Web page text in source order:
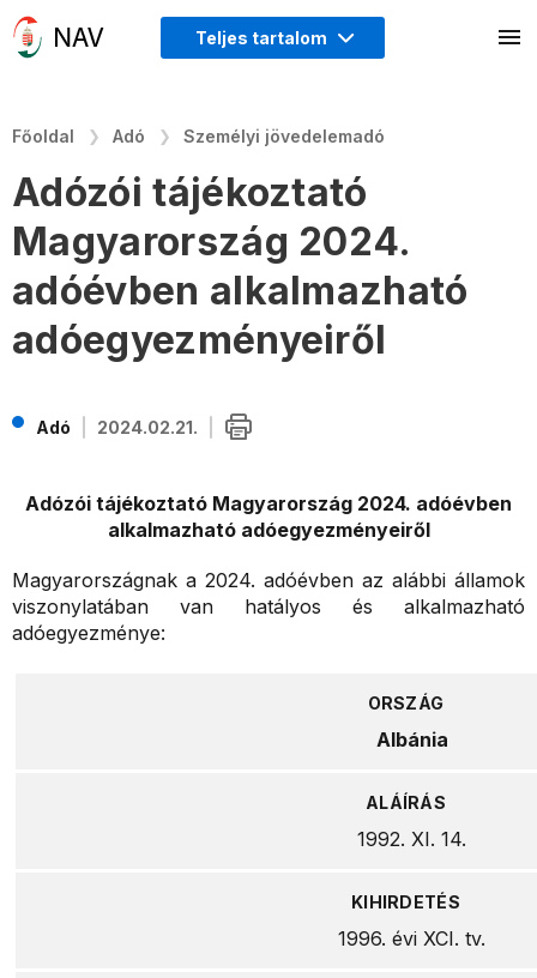
Teljes tartalom
Főoldal Adó Személyi jövedelemadó
Adózói tájékoztató
Magyarország 2024.
adóévben alkalmazható
adóegyezményeiről
Adó 2024.02.21.
Adózói tájékoztató Magyarország 2024. adóévben
alkalmazható adóegyezményeiről
Magyarországnak a 2024. adóévben az alábbi államok
viszonylatában van hatályos és alkalmazható
adóegyezménye:
Albánia
1992. XI. 14.
1996. évi XCI. tv.